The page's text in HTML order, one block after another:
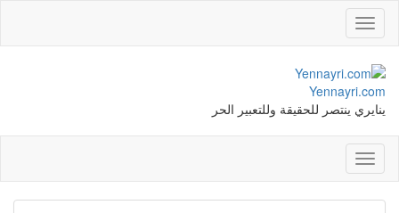
Toggle
navigation
Yennayri.com
ينايري ينتصر للحقيقة وللتعبير الحر
Toggle
navigation